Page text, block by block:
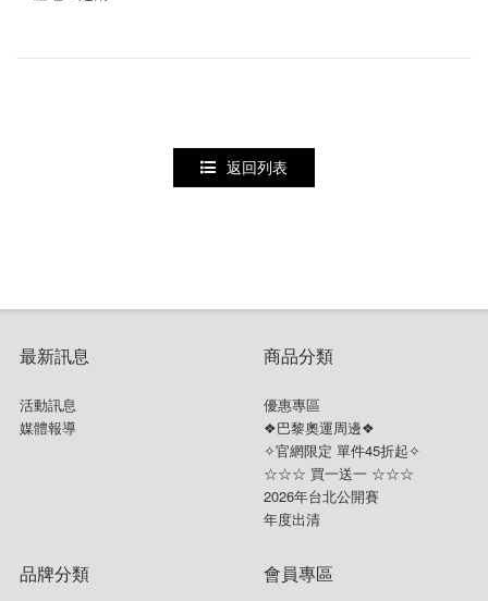
返回列表
最新訊息
活動訊息
媒體報導
商品分類
優惠專區
❖巴黎奧運周邊❖
✧官網限定 單件45折起✧
☆☆☆ 買一送一 ☆☆☆
2026年台北公開賽
年度出清
品牌分類 會員專區